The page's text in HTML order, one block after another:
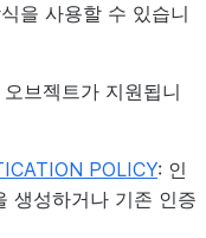
을 사용할 수 있습니
브젝트가 지원됩니
POLICY: 인
생성하거나 기존 인증